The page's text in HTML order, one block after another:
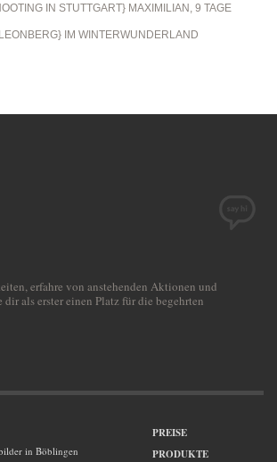
IN STUTTGART} MAXIMILIAN, 9 TAGE
IM WINTERWUNDERLAND
erfahre von anstehenden Aktionen und
als erster einen Platz für die begehrten
in Böblingen
PREISE
PRODUKTE